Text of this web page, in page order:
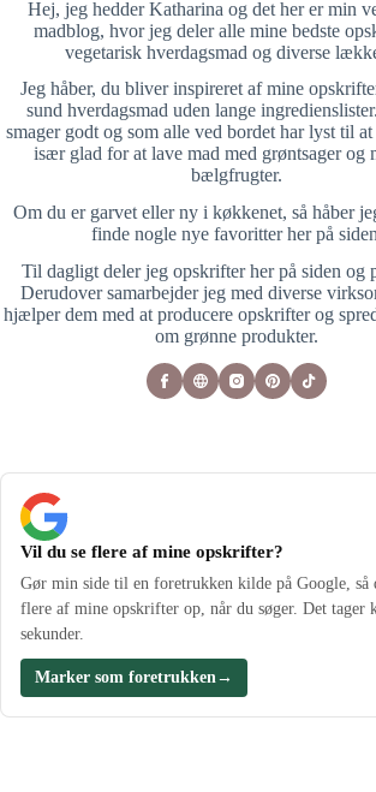
Hej, jeg hedder Katharina og det her er min
madblog, hvor jeg deler alle mine bedste
vegetarisk hverdagsmad og diverse
Jeg håber, du bliver inspireret af mine
sund hverdagsmad uden lange
smager godt og som alle ved bordet har lyst til at
især glad for at lave mad med grøntsager og
bælgfrugter.
Om du er garvet eller ny i køkkenet, så håber
finde nogle nye favoritter her på
Til dagligt deler jeg opskrifter her på siden og
Derudover samarbejder jeg med diverse
hjælper dem med at producere opskrifter og
om grønne produkter.
Vil du se flere af mine opskrifter?
Gør min side til en foretrukken kilde på Google, så
flere af mine opskrifter op, når du søger. Det tager
sekunder.
Marker som foretrukken →